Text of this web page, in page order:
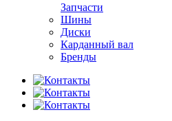
Запчасти
Шины
Диски
Карданный вал
Бренды